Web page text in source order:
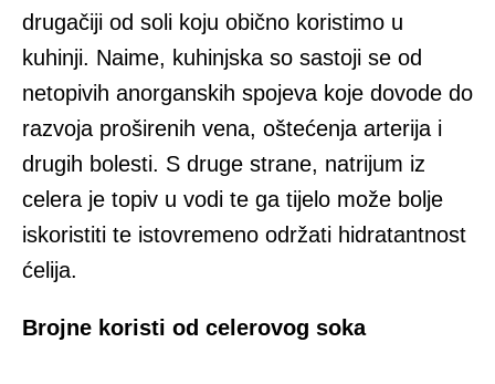
drugačiji od soli koju obično koristimo u
kuhinji. Naime, kuhinjska so sastoji se od
netopivih anorganskih spojeva koje dovode do
razvoja proširenih vena, oštećenja arterija i
drugih bolesti. S druge strane, natrijum iz
celera je topiv u vodi te ga tijelo može bolje
iskoristiti te istovremeno održati hidratantnost
ćelija.
Brojne koristi od celerovog soka